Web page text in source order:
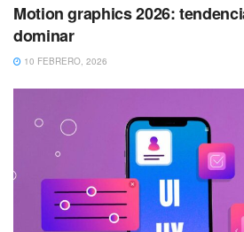
Motion graphics 2026:
dominar
10 FEBRERO, 2026